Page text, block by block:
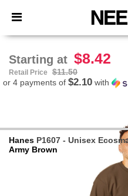
× Needen App
Better prices on app!
Starting at $8.42
Retail Price
$11.50
or 4 payments of $2.10 with
Hanes P1607 - Unisex
Army Brown